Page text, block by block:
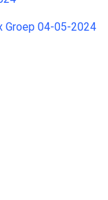
Groep 04-05-2024